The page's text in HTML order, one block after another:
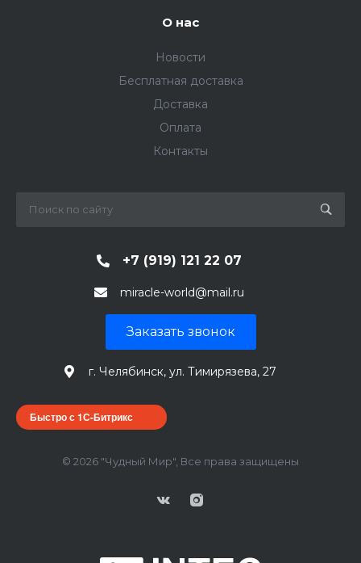
О нас
Новости
Бесплатная доставка
Доставка
Оплата
Контакты
+7 (919) 121 22 07
miracle-world@mail.ru
Заказать звонок
г. Челябинск, ул. Тимирязева, 27
Быстро с 1С-Битрикс
© 2026 "Чудный Мир", Все права защищены